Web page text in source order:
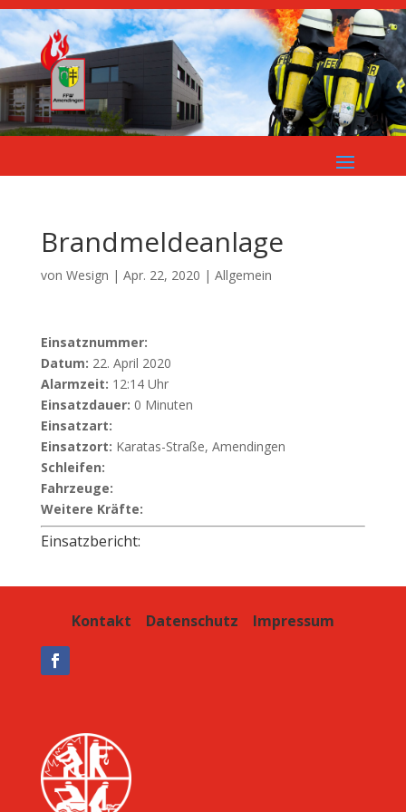
Brandmeldeanlage
von Wesign | Apr. 22, 2020 | Allgemein
Einsatznummer:
Datum: 22. April 2020
Alarmzeit: 12:14 Uhr
Einsatzdauer: 0 Minuten
Einsatzart:
Einsatzort: Karatas-Straße, Amendingen
Schleifen:
Fahrzeuge:
Weitere Kräfte:
Einsatzbericht:
Kontakt Datenschutz Impressum